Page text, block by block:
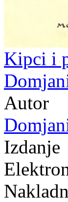
Kipci i
Autor
Izdanje